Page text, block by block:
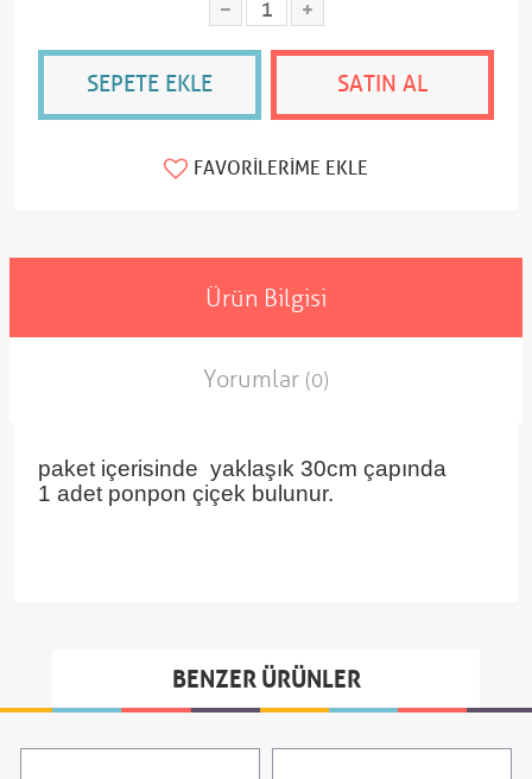
SEPETE EKLE SATIN AL
FAVORILERIME EKLE
Ürün Bilgisi
Yorumlar (0)
paket içerisinde yaklaşık 30cm çapında
1 adet ponpon çiçek bulunur.
BENZER ÜRÜNLER